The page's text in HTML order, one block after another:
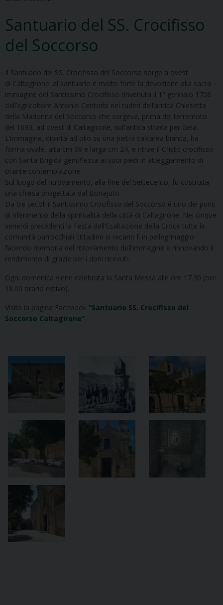
Santuario del SS. Crocifisso
del Soccorso
Il Santuario del SS. Crocifisso del Soccorso sorge a ovest
di Caltagirone: al santuario è molto forte la devozione alla sacra
immagine del Santissimo Crocifisso rinvenuta il 1° gennaio 1708
dall’agricoltore Antonio Centorbi nei ruderi dell’antica Chiesetta
della Madonna del Soccorso che sorgeva, prima del terremoto
del 1693, ad ovest di Caltagirone, sull’antica strada per Gela.
L’immagine, dipinta ad olio su una pietra calcarea bianca, ha
forma ovale, alta cm 38 e larga cm 24, e ritrae il Cristo crocifisso
con Santa Brigida genuflessa ai suoi piedi in atteggiamento di
orante contemplazione.
Sul luogo del ritrovamento, alla fine del Settecento, fu costruita
una chiesa progettata dal Bonajuto.
Da tre secoli il Santissimo Crocifisso del Soccorso è uno dei punti
di riferimento della spiritualità della città di Caltagirone. Nei cinque
venerdì precedenti la Festa dell’Esaltazione della Croce tutte le
comunità parrocchiali cittadine si recano lì in pellegrinaggio
facendo memoria del ritrovamento dell’immagine e rinnovando il
rendimento di grazie per i doni ricevuti.
Ogni domenica viene celebrata la Santa Messa alle ore 17.30 (ore
18.00 orario estivo).
Visita la pagina Facebook “Santuario SS. Crocifisso del
Soccorso Caltagirone”